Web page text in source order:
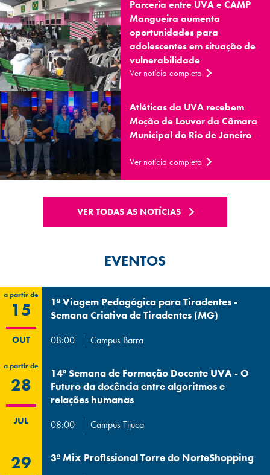
Parceria entre UVA e CAMP
Mangueira aumenta
oportunidades para
adolescentes em situação de
vulnerabilidade
Ver notícia completa
Atléticas da UVA recebem
Moção de Louvor da Câmara
Municipal do Rio de Janeiro
Ver notícia completa
VER TODAS AS NOTÍCIAS
EVENTOS
a partir de
15
OUT
1ª Viagem Pedagógica para Tiradentes -
Semana Criativa de Tiradentes (MG)
08:00 Campus Barra
a partir de
28
JUL
14ª Semana de Formação Docente UVA - O
Futuro da docência entre algoritmos e
relações humanas
08:00 Campus Tijuca
29 3º Mix Profissional Torre do NorteShopping